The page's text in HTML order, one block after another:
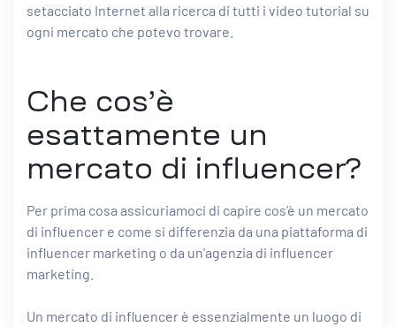
setacciato Internet alla ricerca di tutti i video tutorial su
ogni mercato che potevo trovare.
Che cos’è
esattamente un
mercato di influencer?
Per prima cosa assicuriamoci di capire cos’è un mercato
di influencer e come si differenzia da una piattaforma di
influencer marketing o da un’agenzia di influencer
marketing.
Un mercato di influencer è essenzialmente un luogo di